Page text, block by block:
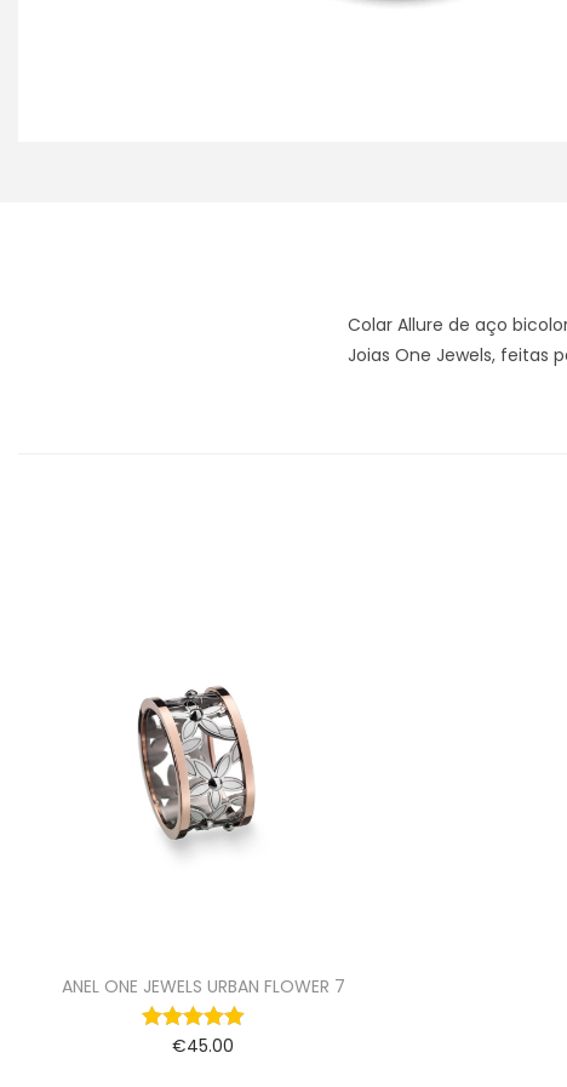
Colar Allure de aço
Joias One Jewels, feitas
ANEL ONE JEWELS URBAN FLOWER 7
€45.00